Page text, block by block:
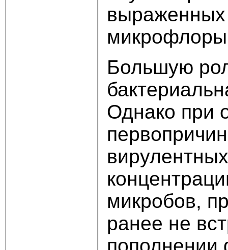
выраженных
микрофлоры
Большую
Однако при
микробов,
ранее не
пополнении